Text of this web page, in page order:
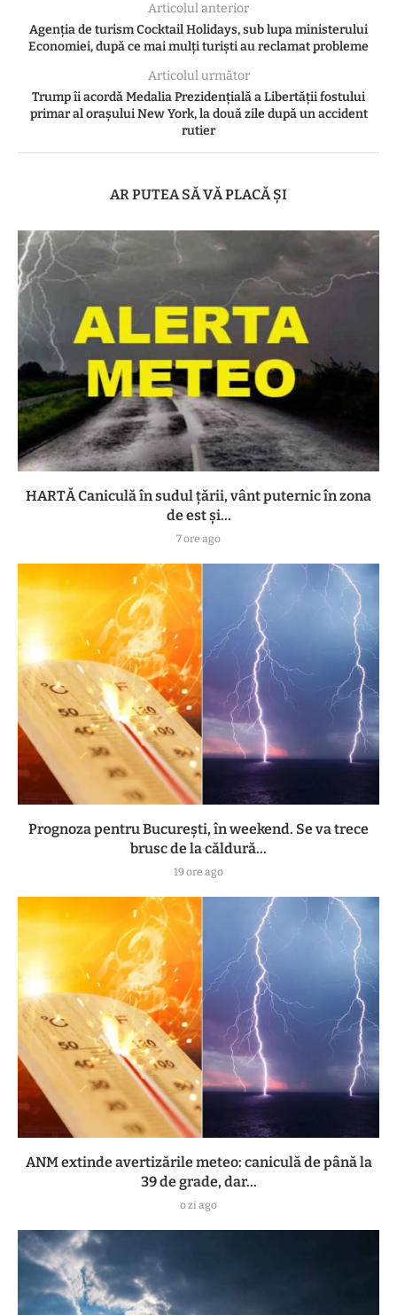
Articolul anterior
Agenția de turism Cocktail Holidays, sub lupa ministerului
Economiei, după ce mai mulți turiști au reclamat probleme
Articolul următor
Trump îi acordă Medalia Prezidențială a Libertății fostului
primar al orașului New York, la două zile după un accident
rutier
AR PUTEA SĂ VĂ PLACĂ ȘI
HARTĂ Caniculă în sudul țării, vânt puternic în zona
de est și...
7 ore ago
Prognoza pentru București, în weekend. Se va trece
brusc de la căldură...
19 ore ago
ANM extinde avertizările meteo: caniculă de până la
39 de grade, dar...
o zi ago